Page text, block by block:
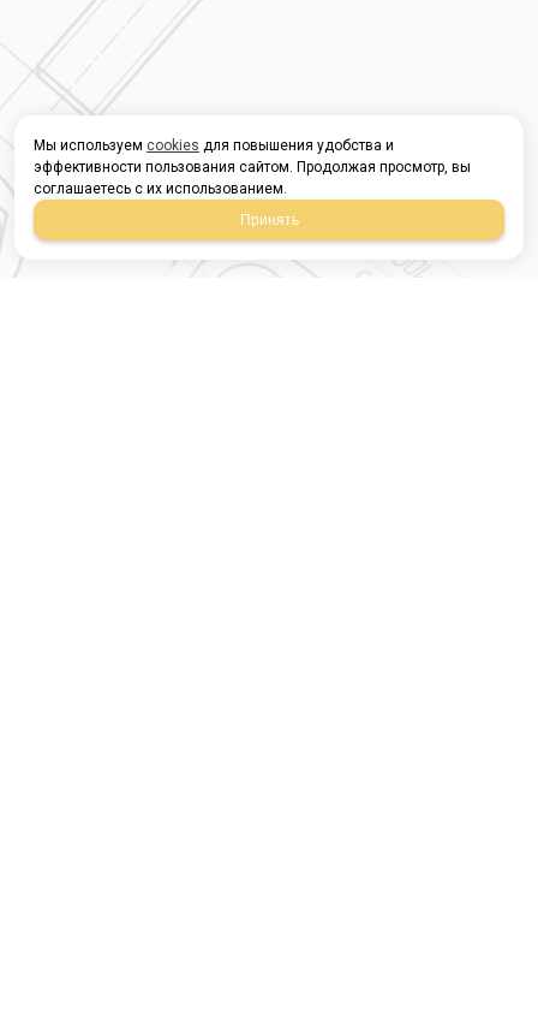
Мы используем cookies для повышения удобства и
эффективности пользования сайтом. Продолжая просмотр, вы
соглашаетесь с их использованием.
Принять